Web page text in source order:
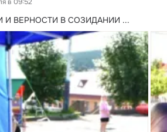
И ВЕРНОСТИ В СОЗИДАНИИ ...